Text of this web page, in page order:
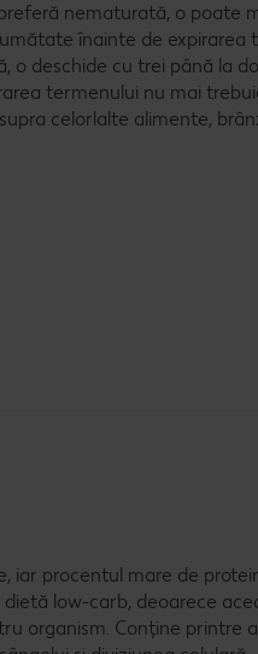
nematurată, o poate
înainte de expirarea
o deschide cu trei până la
termenului nu mai
celorlalte alimente,
iar procentul mare de
low-carb, deoarece
organism. Conține printre